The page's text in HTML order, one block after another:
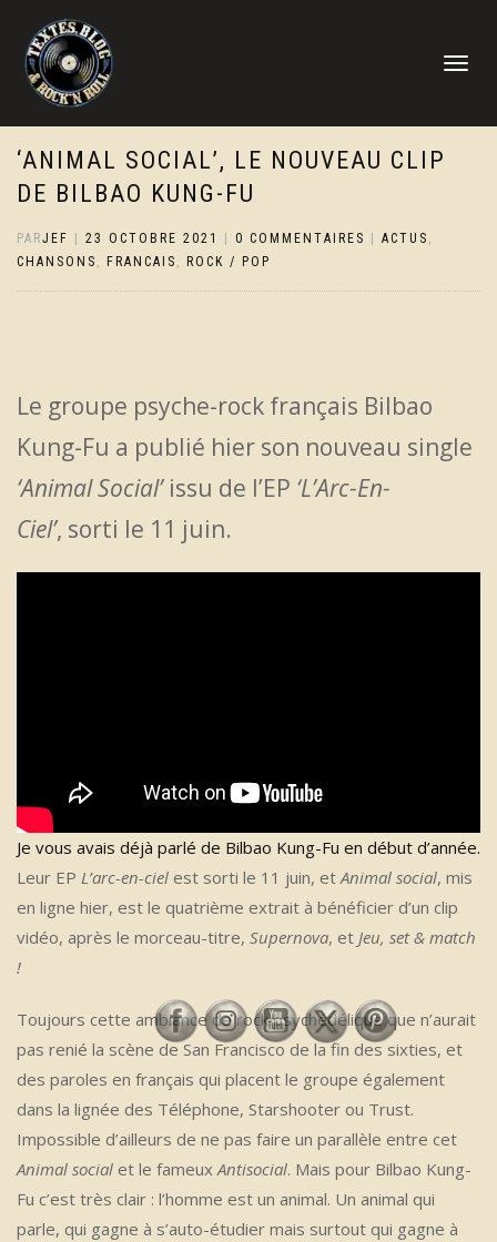
DÉPLIER
‘ANIMAL SOCIAL’, LE NOUVEAU CLIP
DE BILBAO KUNG-FU
PARJEF 23 OCTOBRE 2021 0 COMMENTAIRES ACTUS ,
CHANSONS , FRANCAIS , ROCK / POP
Le groupe psyche-rock français Bilbao
Kung-Fu a publié hier son nouveau single
‘Animal Social’issu de l’EP ‘L’Arc-En-
Ciel’, sorti le 11 juin.
Je vous avais déjà parlé de Bilbao Kung-Fu en début d’année.
Leur EP L’arc-en-ciel est sorti le 11 juin, etAnimal social, mis
en ligne hier, est le quatrième extrait à bénéficier d’un clip
vidéo, après le morceau-titre, Supernova, et Jeu, set & match
!
Toujours cette ambiance de rock psychédélique que n’aurait
pas renié la scène de San Francisco de la fin des sixties, et
des paroles en français qui placent le groupe également
dans la lignée des Téléphone, Starshooter ou Trust.
Impossible d’ailleurs de ne pas faire un parallèle entre cet
Animal social et le fameuxAntisocial. Mais pour Bilbao Kung-
Fu c’est très clair : l’homme est un animal. Un animal qui
parle, qui gagne à s’auto-étudier mais surtout qui gagne à